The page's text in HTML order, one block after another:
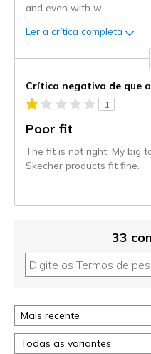
and even with w...
Ler a crítica completa
Crítica negativa de que
1
Poor fit
The fit is not right. My big
Skecher products fit fine.
33